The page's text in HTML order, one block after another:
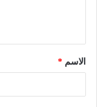
ق
*
الاسم *